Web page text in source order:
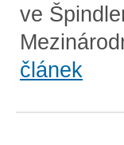
ve
článek